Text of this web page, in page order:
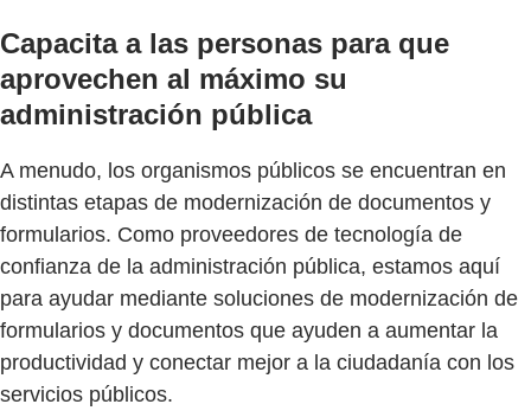
Capacita a las personas para que
aprovechen al máximo su
administración pública
A menudo, los organismos públicos se encuentran en
distintas etapas de modernización de documentos y
formularios. Como proveedores de tecnología de
confianza de la administración pública, estamos aquí
para ayudar mediante soluciones de modernización de
formularios y documentos que ayuden a aumentar la
productividad y conectar mejor a la ciudadanía con los
servicios públicos.